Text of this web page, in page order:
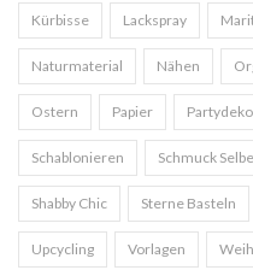
Kürbisse Lackspray
Naturmaterial Nähen
Ostern Papier
Schablonieren Schmuck
Shabby Chic Sterne Basteln
Upcycling Vorlagen